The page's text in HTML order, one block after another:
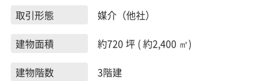
取引形態
媒介（他社）
建物面積
約720 坪 ( 約2,400 ㎡)
建物階数
3階建